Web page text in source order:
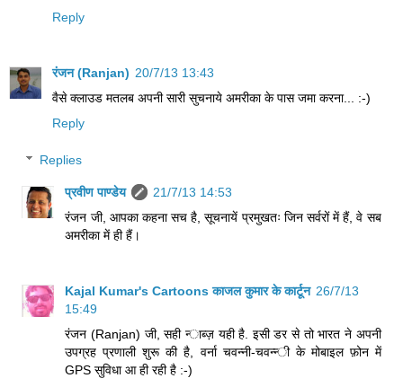
Reply
रंजन (Ranjan) 20/7/13 13:43
वैसे क्लाउड मतलब अपनी सारी सुचनाये अमरीका के पास जमा करना... :-)
Reply
Replies
प्रवीण पाण्डेय
21/7/13 14:53
रंजन जी, आपका कहना सच है, सूचनायें प्रमुखतः जिन सर्वरों में हैं, वे सब
अमरीका में ही हैं।
Kajal Kumar's Cartoons काजल कुमार के कार्टून 26/7/13
15:49
रंजन (Ranjan) जी, सही न्‍ाब्‍ज़ यही है. इसी डर से तो भारत ने अपनी
उपग्रह प्रणाली शुरू की है, वर्ना चवन्‍नी-चवन्‍न्‍ी के मोबाइल फ़ोन में
GPS सुवि‍धा आ ही रही है :-)